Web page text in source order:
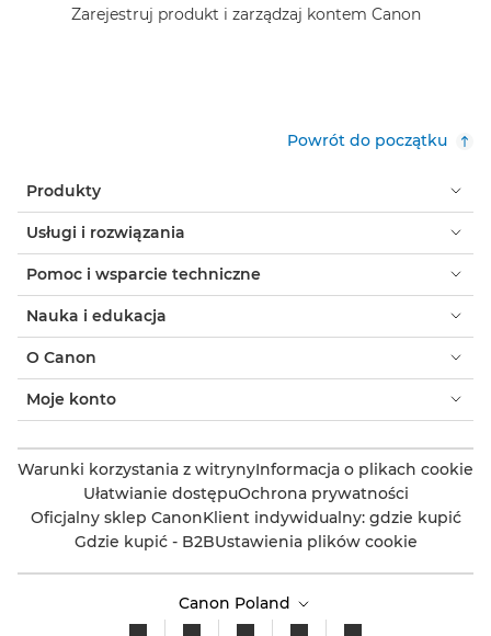
Zarejestruj produkt i zarządzaj kontem Canon
Powrót do początku
Produkty
Usługi i rozwiązania
Pomoc i wsparcie techniczne
Nauka i edukacja
O Canon
Moje konto
Warunki korzystania z witrynyInformacja o plikach cookie
Ułatwianie dostępuOchrona prywatności
Oficjalny sklep CanonKlient indywidualny: gdzie kupić
Gdzie kupić - B2BUstawienia plików cookie
Canon Poland